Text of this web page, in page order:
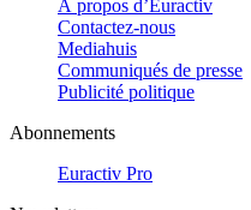
À propos d’Euractiv
Contactez-nous
Mediahuis
Communiqués de presse
Publicité politique
Abonnements
Euractiv Pro